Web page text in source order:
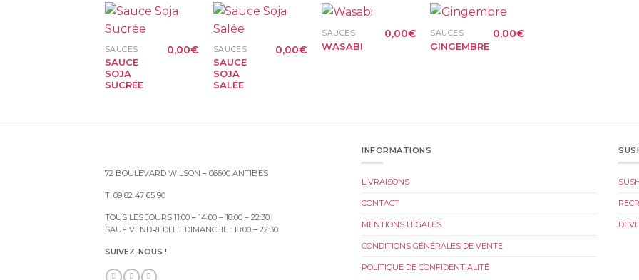
SAUCES
SAUCE
SOJA
SUCRÉE
0,00€
+
SAUCES
SAUCE
SOJA
SALÉE
0,00€
+
SAUCES
WASABI
0,00€
+
SAUCES
GINGEMBRE
0,00€
72 BOULEVARD WILSON – 06600 ANTIBES
T. 09 82 47 65 90
TOUS LES JOURS 11:00 – 14:00 – 18:00 – 22:30
SAUF VENDREDI ET DIMANCHE : 18:00 – 22:30
SUIVEZ-NOUS !
INFORMATIONS
LIVRAISONS
CONTACT
MENTIONS LÉGALES
CONDITIONS GÉNÉRALES DE VENTE
POLITIQUE DE CONFIDENTIALITÉ